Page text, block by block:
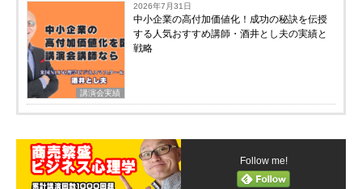
講演会実績
2026年7月31日
中小企業の高付加価値化！成功の秘訣を伝授
する人気おすすめ講師・酒井とし夫の実績と
戦略
Follow me!